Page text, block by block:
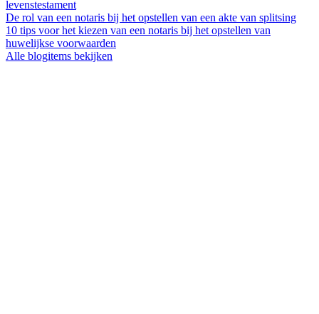
levenstestament
De rol van een notaris bij het opstellen van een akte van splitsing
10 tips voor het kiezen van een notaris bij het opstellen van
huwelijkse voorwaarden
Alle blogitems bekijken